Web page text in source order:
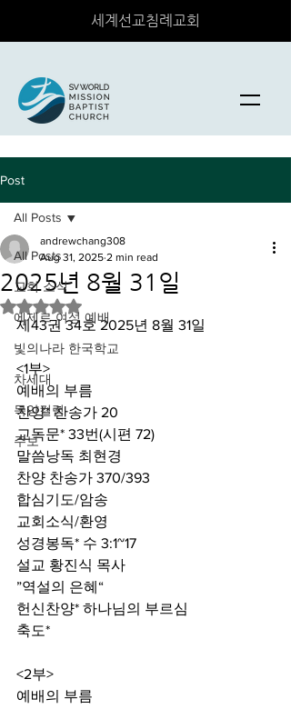
세계선교침례교회
Post
All Posts
교회 소식
에제르 여성 예배
빛의나라 한국학교
차세대
목양컬럼
주보
All Posts
2025년 8월 31일
andrewchang308
Aug 31, 2025 2 min read
Rated NaN out of 5 stars.
제43권 34호 2025년 8월 31일
<1부>
예배의 부름
찬양* 찬송가 20
교독문* 33번(시편 72)
말씀낭독 최현경
찬양 찬송가 370/393
합심기도/암송
교회소식/환영
성경봉독* 수 3:1~17
설교 황진식 목사
”역설의 은혜“
헌신찬양* 하나님의 부르심
축도*
<2부>
예배의 부름